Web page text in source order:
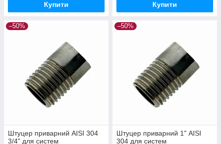
Купити Купити
–50%
Штуцер приварний AISI 304
3/4" для систем
–50%
Штуцер приварний 1" AISI
304 для систем